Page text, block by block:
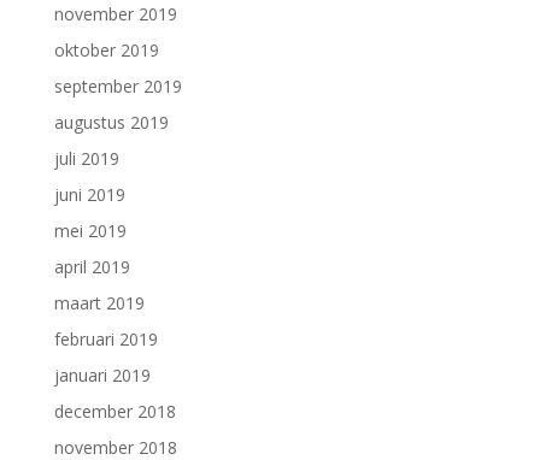
november 2019
oktober 2019
september 2019
augustus 2019
juli 2019
juni 2019
mei 2019
april 2019
maart 2019
februari 2019
januari 2019
december 2018
november 2018